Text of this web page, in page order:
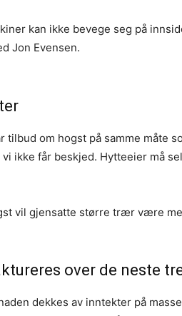
kan ikke bevege seg på
Jon Evensen.
tilbud om hogst på samme måte
ikke får beskjed. Hytteeier må
vil gjensatte større trær være
over de neste
dekkes av inntekter på